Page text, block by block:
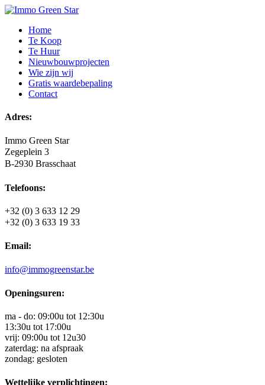
Home
Te Koop
Te Huur
Nieuwbouwprojecten
Wie zijn wij
Gratis waardebepaling
Contact
Adres:
Immo Green Star
Zegeplein 3
B-2930 Brasschaat
Telefoons:
+32 (0) 3 633 12 29
+32 (0) 3 633 19 33
Email:
info@immogreenstar.be
Openingsuren:
ma - do: 09:00u tot 12:30u
13:30u tot 17:00u
vrij: 09:00u tot 12u30
zaterdag: na afspraak
zondag: gesloten
Wettelijke verplichtingen: